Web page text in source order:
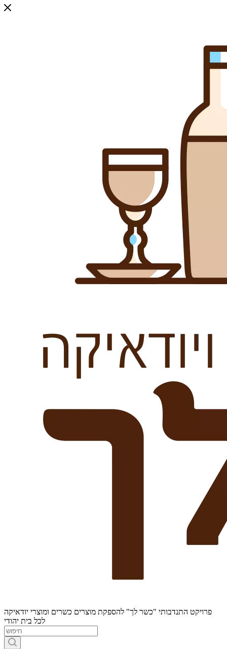
פרויקט התנדבותי "כשר לך" להספקת מוצרים כשרים ומוצרי יודאיקה
לכל בית יהודי